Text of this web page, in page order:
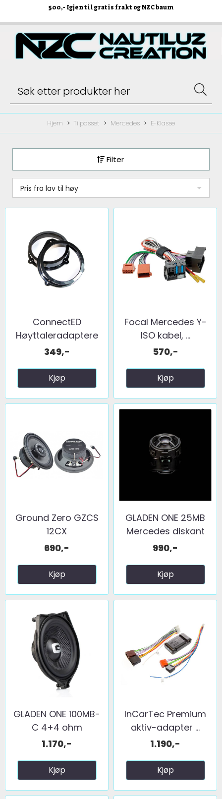
500,- Igjen til gratis frakt og NZC baum
Hjem Tilpasset Mercedes E-Klasse
Filter
Pris fra lav til høy
ConnectED
Høyttaleradaptere
(165mm) MB ...
349,-
Kjøp
Focal Mercedes Y-
ISO kabel, ...
570,-
Kjøp
Ground Zero GZCS
12CX
690,-
Kjøp
GLADEN ONE 25MB
Mercedes diskant
990,-
Kjøp
GLADEN ONE 100MB-
C 4+4 ohm
1.170,-
Kjøp
InCarTec Premium
aktiv-adapter ...
1.190,-
Kjøp